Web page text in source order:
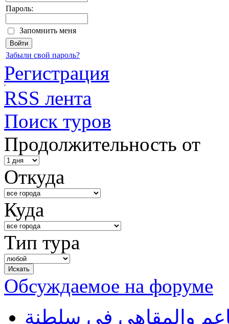
Пароль:
Запомнить меня
Забыли свой пароль?
Регистрация
RSS лента
Поиск туров
Продолжительность от
Откуда
Куда
Тип тура
Обсуждаемое на форуме
والمقاهي في سلطنة